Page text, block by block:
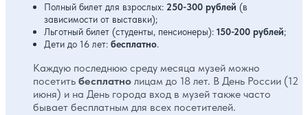
Полный билет для взрослых: 250-300 рублей (в
зависимости от выставки);
Льготный билет (студенты, пенсионеры): 150-200 рублей;
Дети до 16 лет: бесплатно.
Каждую последнюю среду месяца музей можно
посетить бесплатно лицам до 18 лет. В День России (12
июня) и на День города вход в музей также часто
бывает бесплатным для всех посетителей.